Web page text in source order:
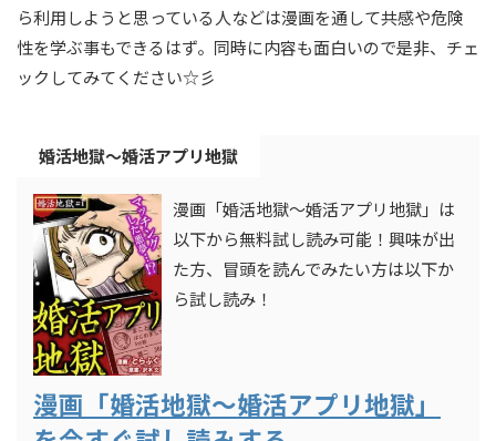
ら利用しようと思っている人などは漫画を通して共感や危険
性を学ぶ事もできるはず。同時に内容も面白いので是非、チェ
ックしてみてください☆彡
婚活地獄～婚活アプリ地獄
漫画「婚活地獄～婚活アプリ地獄」は
以下から無料試し読み可能！興味が出
た方、冒頭を読んでみたい方は以下か
ら試し読み！
漫画「婚活地獄～婚活アプリ地獄」